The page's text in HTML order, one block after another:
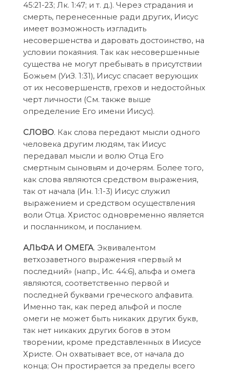
45:21-23; Лк. 1:47; и т. д.). Через страдания и
смерть, перенесенные ради других, Иисус
имеет возможность изгладить
несовершенства и даровать достоинство, на
условии покаяния. Так как несовершенные
существа не могут пребывать в присутствии
Божьем (УиЗ. 1:31), Иисус спасает верующих
от их несовершенств, грехов и недостойных
черт личности (См. также выше
определение Его имени Иисус).
СЛОВО. Как слова передают мысли одного
человека другим людям, так Иисус
передавал мысли и волю Отца Его
смертным сыновьям и дочерям. Более того,
как слова являются средством выражения,
так от начала (Ин. 1:1-3) Иисус служил
выражением и средством осуществления
воли Отца. Христос одновременно является
и посланником, и посланием.
АЛЬФА И ОМЕГА. Эквивалентом
ветхозаветного выражения «первый м
последний» (напр., Ис. 44:6), альфа и омега
являются, соответственно первой и
последней буквами греческого алфавита.
Именно так, как перед альфой и после
омеги не может быть никаких других букв,
так нет никаких других богов в этом
творении, кроме представленных в Иисусе
Христе. Он охватывает все, от начала до
конца; Он простирается за пределы всего